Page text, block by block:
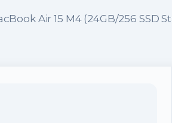
Air 15 M4 (24GB/256 SSD